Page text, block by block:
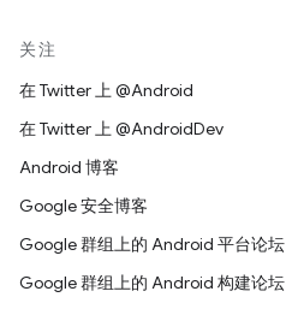
关注
在 Twitter 上 @Android
在 Twitter 上 @AndroidDev
Android 博客
Google 安全博客
Google 群组上的 Android 平台论坛
Google 群组上的 Android 构建论坛